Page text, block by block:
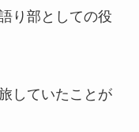
り部としての役
していたことが